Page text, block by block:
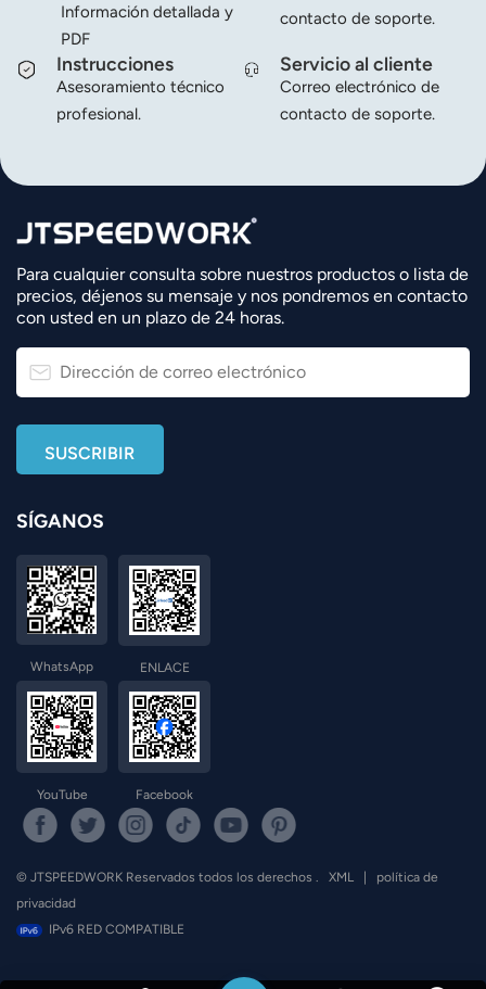
Información detallada y
PDF
contacto de soporte.
Instrucciones
Asesoramiento técnico
profesional.
Servicio al cliente
Correo electrónico de
contacto de soporte.
Para cualquier consulta sobre nuestros productos o lista de
precios, déjenos su mensaje y nos pondremos en contacto
con usted en un plazo de 24 horas.
SÍGANOS
WhatsApp ENLACE
YouTube Facebook
© JTSPEEDWORK Reservados todos los derechos . XML |
política de
privacidad
IPv6 RED COMPATIBLE